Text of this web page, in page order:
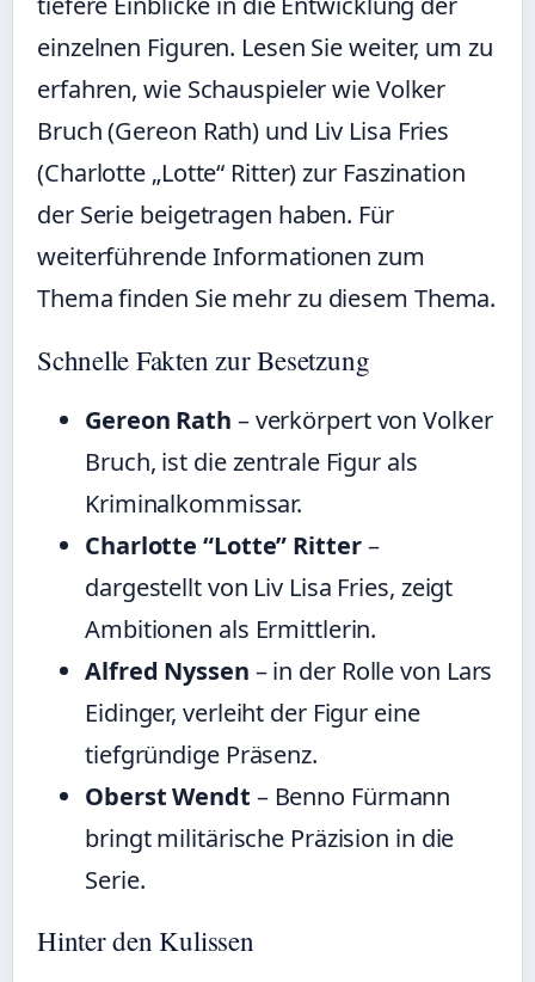
einzelnen Figuren. Lesen Sie weiter, um zu
erfahren, wie Schauspieler wie Volker
Bruch (Gereon Rath) und Liv Lisa Fries
(Charlotte „Lotte“ Ritter) zur Faszination
der Serie beigetragen haben. Für
weiterführende Informationen zum
Thema finden Siemehr zu diesem Thema.
Schnelle Fakten zur Besetzung
Gereon Rath – verkörpert von Volker
Bruch, ist die zentrale Figur als
Kriminalkommissar.
Charlotte “Lotte” Ritter–
dargestellt von Liv Lisa Fries, zeigt
Ambitionen als Ermittlerin.
Alfred Nyssen – in der Rolle von Lars
Eidinger, verleiht der Figur eine
tiefgründige Präsenz.
Oberst Wendt – Benno Fürmann
bringt militärische Präzision in die
Serie.
Hinter den Kulissen